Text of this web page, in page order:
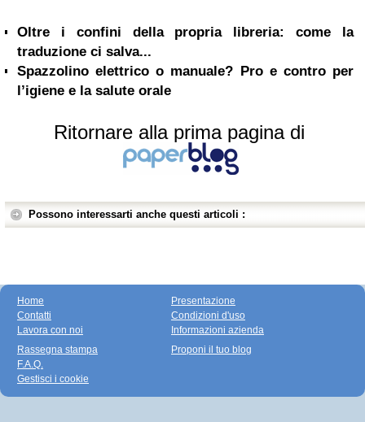
Oltre i confini della propria libreria: come la
traduzione ci salva...
Spazzolino elettrico o manuale? Pro e contro per
l’igiene e la salute orale
Ritornare alla prima pagina di
Possono interessarti anche questi articoli :
Home
Contatti
Lavora con noi
Presentazione
Condizioni d'uso
Informazioni azienda
Rassegna stampa
F.A.Q.
Gestisci i cookie
Proponi il tuo blog